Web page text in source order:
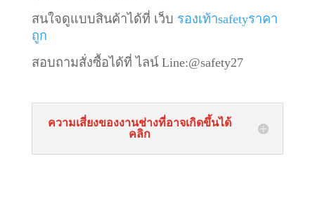
สนใจดูแบบสินค้าได้ที่ เว็บ รองเท้าsafetyราคา
ถูก
สอบถามสั่งซื้อได้ที่ ไลน์ Line:@safety27
ความเสี่ยงของงานช่างที่อาจเกิดขึ้นได้
คลิก